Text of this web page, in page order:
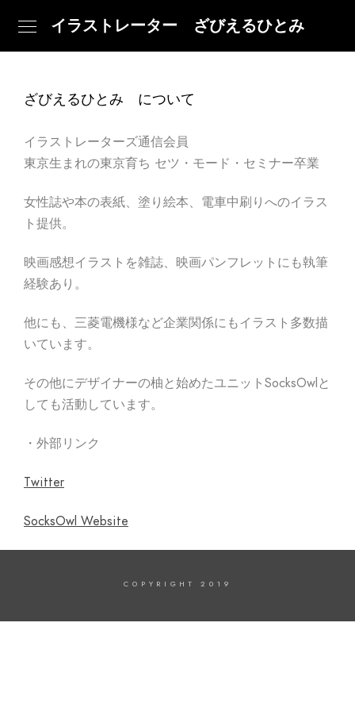
イラストレーター ざびえるひとみ
ざびえるひとみ について
イラストレーターズ通信会員
東京生まれの東京育ち セツ・モード・セミナー卒業
女性誌や本の表紙、塗り絵本、電車中刷りへのイラス
ト提供。
映画感想イラストを雑誌、映画パンフレットにも執筆
経験あり。
他にも、三菱電機様など企業関係にもイラスト多数描
いています。
その他にデザイナーの柚と始めたユニットSocksOwlと
しても活動しています。
・外部リンク
Twitter
SocksOwl Website
COPYRIGHT 2019